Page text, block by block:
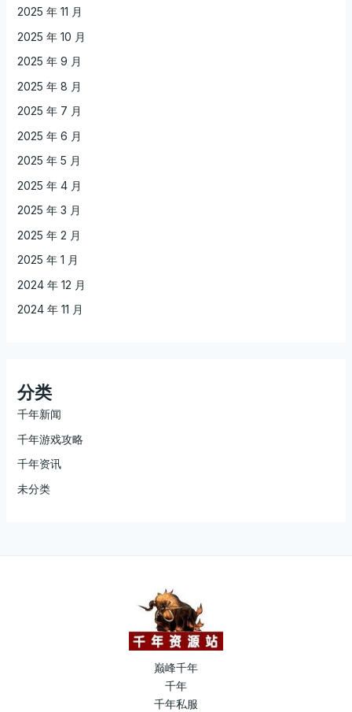
2025 年 11 月
2025 年 10 月
2025 年 9 月
2025 年 8 月
2025 年 7 月
2025 年 6 月
2025 年 5 月
2025 年 4 月
2025 年 3 月
2025 年 2 月
2025 年 1 月
2024 年 12 月
2024 年 11 月
分类
千年新闻
千年游戏攻略
千年资讯
未分类
巅峰千年
千年
千年私服